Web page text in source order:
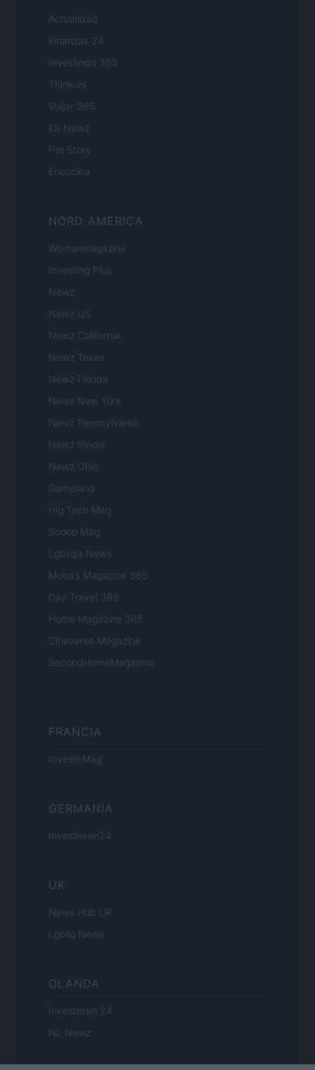
Actualidad
Finanzas 24
Investindo 365
Think.es
Viajar 365
ES Newz
Pet Story
Encocina
NORD AMERICA
Womanmagazine
Investing Plus
Newz
Newz US
Newz California
Newz Texas
Newz Florida
Newz New York
Newz Pennsylvania
Newz Illinois
Newz Ohio
Gameland
Hig Tech Mag
Scoop Mag
Lgbtqia News
Motors Magazine 365
Day Travel 365
Home Magazine 365
Cineverse Magazine
SecondHomeMagazine
FRANCIA
InvestirMag
GERMANIA
Investieren24
UK
News Hub UK
Lgbtq News
OLANDA
Investeren 24
NL Newz